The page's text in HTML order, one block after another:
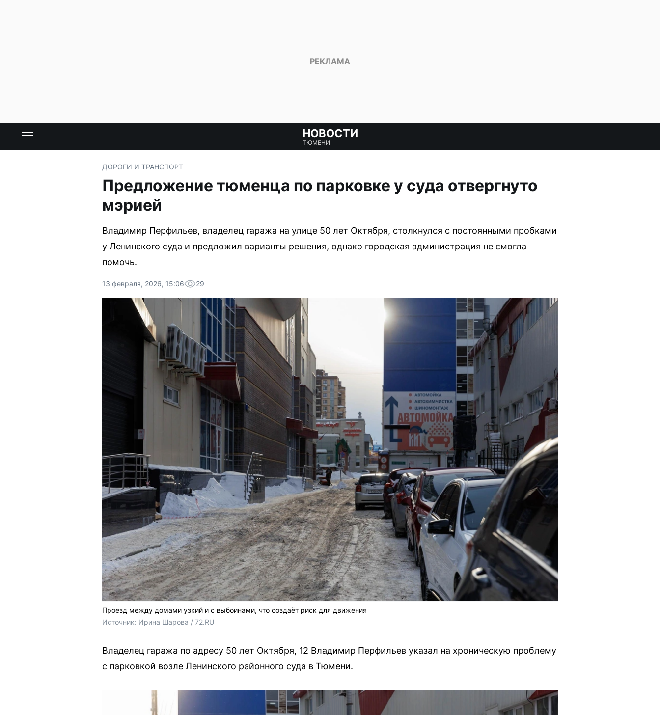
НОВОСТИ
ТЮМЕНИ
ДОРОГИ И ТРАНСПОРТ
Предложение тюменца по парковке у суда отвергнуто
мэрией
Владимир Перфильев, владелец гаража на улице 50 лет Октября, столкнулся с постоянными пробками
у Ленинского суда и предложил варианты решения, однако городская администрация не смогла
помочь.
13 февраля, 2026, 15:06 29
Проезд между домами узкий и с выбоинами, что создаёт риск для движения
Источник: Ирина Шарова / 72.RU
Владелец гаража по адресу 50 лет Октября, 12 Владимир Перфильев указал на хроническую проблему
с парковкой возле Ленинского районного суда в Тюмени.